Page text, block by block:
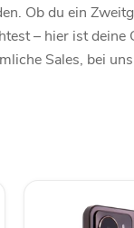
Ob du ein
– hier ist deine
Sales, bei